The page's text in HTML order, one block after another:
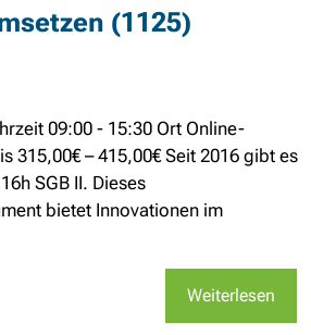
(1125)
09:00 - 15:30 Ort Online-
315,00€ – 415,00€ Seit 2016 gibt es
SGB II. Dieses
bietet Innovationen im
Weiterlesen